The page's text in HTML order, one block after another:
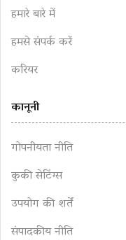
हमारे बारे में
हमसे संपर्क करें
करियर
कानूनी
गोपनीयता नीति
कुकी सेटिंग्स
उपयोग की शर्तें
संपादकीय नीति